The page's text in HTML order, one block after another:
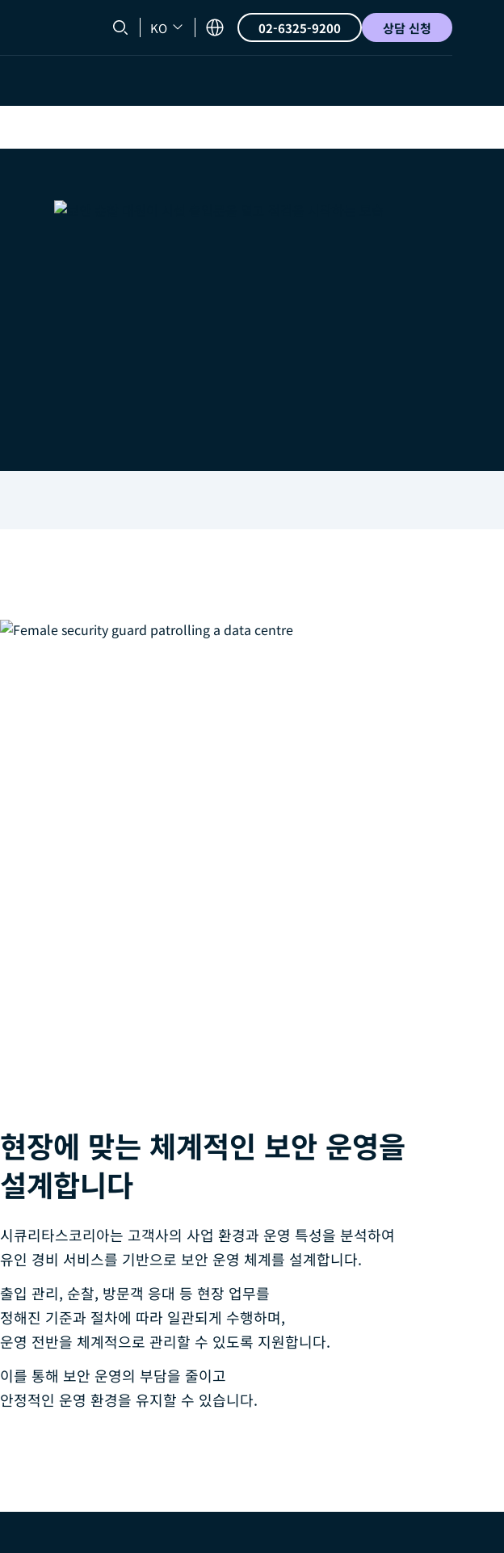
KO 02-6325-9200 상담 신청
현장에 맞는 체계적인 보안 운영을
설계합니다
시큐리타스코리아는 고객사의 사업 환경과 운영 특성을 분석하여
유인 경비 서비스를 기반으로 보안 운영 체계를 설계합니다.
출입 관리, 순찰, 방문객 응대 등 현장 업무를
정해진 기준과 절차에 따라 일관되게 수행하며,
운영 전반을 체계적으로 관리할 수 있도록 지원합니다.
이를 통해 보안 운영의 부담을 줄이고
안정적인 운영 환경을 유지할 수 있습니다.